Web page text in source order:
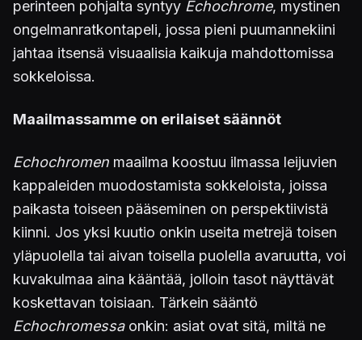
perinteen pohjalta syntyy Echochrome, mystinen
ongelmanratkontapeli, jossa pieni puumannekiini
jahtaa itsensä visuaalisia kaikuja mahdottomissa
sokkeloissa.
Maailmassamme on erilaiset säännöt
Echochromen maailma koostuu ilmassa leijuvien
kappaleiden muodostamista sokkeloista, joissa
paikasta toiseen pääseminen on perspektiivistä
kiinni. Jos yksi kuutio onkin useita metrejä toisen
yläpuolella tai aivan toisella puolella avaruutta, voi
kuvakulmaa aina kääntää, jolloin tasot näyttävät
koskettavan toisiaan. Tärkein sääntö
Echochromessaonkin: asiat ovat sitä, miltä ne